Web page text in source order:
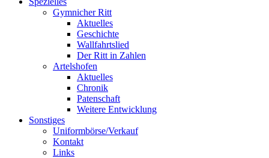
Gymnicher Ritt
Aktuelles
Geschichte
Wallfahrtslied
Der Ritt in Zahlen
Artelshofen
Aktuelles
Chronik
Patenschaft
Weitere Entwicklung
Sonstiges
Uniformbörse/Verkauf
Kontakt
Links